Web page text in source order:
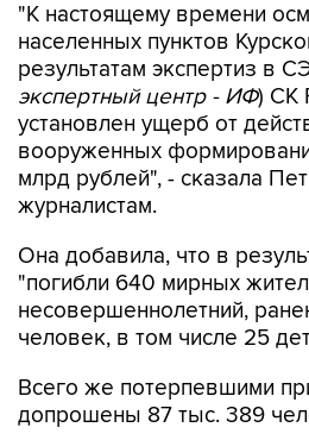
"К настоящему времени
населенных пунктов
результатам экспертиз в
экспертный центр - ИФ) СК
установлен ущерб от
вооруженных
млрд рублей", - сказала
журналистам.
Она добавила, что в
"погибли 640 мирных
несовершеннолетний,
человек, в том числе 25
Всего же потерпевшими
допрошены 87 тыс. 389